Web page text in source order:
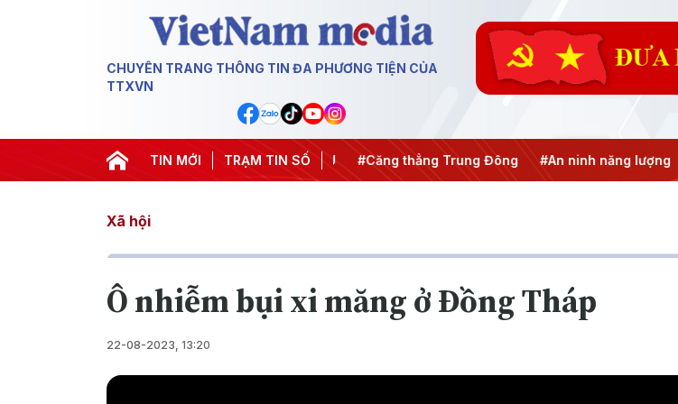
CHUYÊN TRANG THÔNG TIN ĐA PHƯƠNG TIỆN CỦA
TTXVN
TIN MỚI TRẠM TIN SỐ
dịch 500 ngày đêm #Chống khai thác IUU #Căng thẳng Trung Đông #An ninh năng lượng
Xã hội
Ô nhiễm bụi xi măng ở Đồng Tháp
22-08-2023, 13:20